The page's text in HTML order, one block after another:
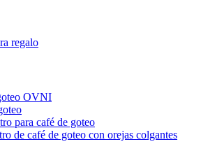
regalo
OVNI
para café de goteo
de café de goteo con orejas colgantes